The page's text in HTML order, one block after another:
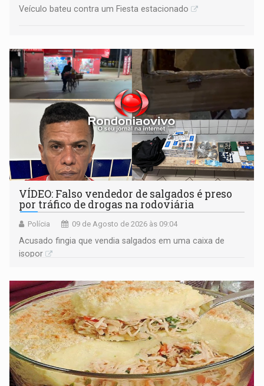
Veículo bateu contra um Fiesta estacionado
VÍDEO: Falso vendedor de salgados é preso
por tráfico de drogas na rodoviária
Polícia 09 de Agosto de 2026 às 09:04
Acusado fingia que vendia salgados em uma caixa de
isopor